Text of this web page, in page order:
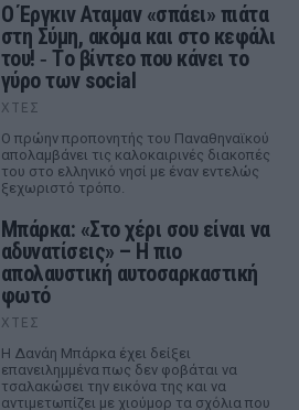
Ο Έργκιν Αταμαν «σπάει» πιάτα
στη Σύμη, ακόμα και στο κεφάλι
του! ‑ Tο βίντεο που κάνει το
γύρο των social
ΧΤΕΣ
Ο πρώην προπονητής του Παναθηναϊκού
απολαμβάνει τις καλοκαιρινές διακοπές
του στο ελληνικό νησί με έναν εντελώς
ξεχωριστό τρόπο.
Μπάρκα: «Στο χέρι σου είναι να
αδυνατίσεις» – Η πιο
απολαυστική αυτοσαρκαστική
φωτό
ΧΤΕΣ
Η Δανάη Μπάρκα έχει δείξει
επανειλημμένα πως δεν φοβάται να
τσαλακώσει την εικόνα της και να
αντιμετωπίζει με χιούμορ τα σχόλια που